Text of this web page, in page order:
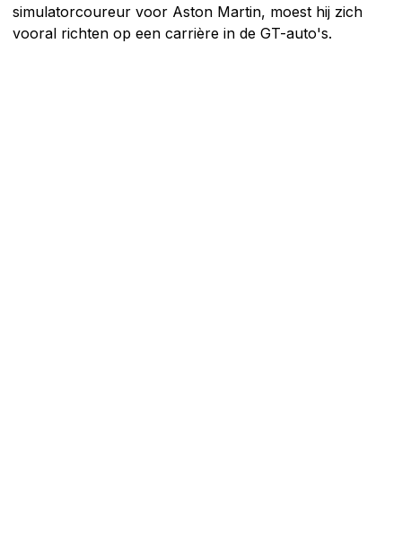
simulatorcoureur voor Aston Martin, moest hij zich
vooral richten op een carrière in de GT-auto's.